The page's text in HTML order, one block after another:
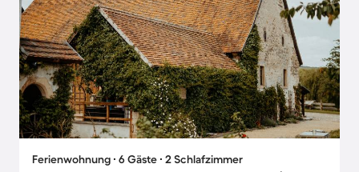
Ferienwohnung ∙ 6 Gäste ∙ 2 Schlafzimmer